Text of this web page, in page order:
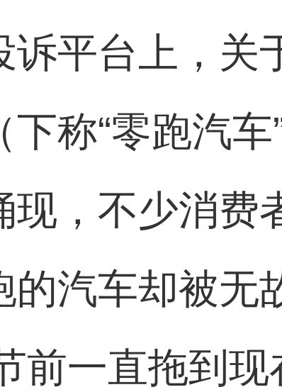
诉平台上，关
称“零跑汽
现，不少消费
的汽车却被无
前一直拖到